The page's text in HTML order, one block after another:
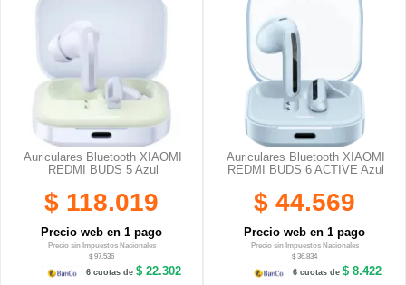
Auriculares Bluetooth XIAOMI
REDMI BUDS 5 Azul
$ 118.019
Precio web en 1 pago
Precio sin Impuestos Nacionales
$ 97.536
6 cuotas de$ 22.302
Auriculares Bluetooth XIAOMI
REDMI BUDS 6 ACTIVE Azul
$ 44.569
Precio web en 1 pago
Precio sin Impuestos Nacionales
$ 36.834
6 cuotas de $ 8.422